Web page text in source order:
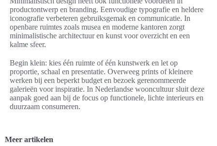
productontwerp en branding. Eenvoudige typografie en heldere
iconografie verbeteren gebruiksgemak en communicatie. In
openbare ruimtes zoals musea en moderne kantoren zorgt
minimalistische architectuur en kunst voor overzicht en een
kalme sfeer.
Begin klein: kies één ruimte of één kunstwerk en let op
proportie, schaal en presentatie. Overweeg prints of kleinere
werken bij een beperkt budget en bezoek gerenommeerde
galerieën voor inspiratie. In Nederlandse wooncultuur sluit deze
aanpak goed aan bij de focus op functionele, lichte interieurs en
duurzaam consumeren.
Meer artikelen